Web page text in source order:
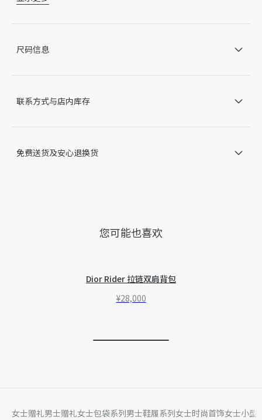
黑色醋酸纤维镜框
镜腿饰以银色饰面金属 Dior Oblique 标志图案
右侧镜腿内侧饰以 Dior 标志
因技术局限、产品改良或生产批次等原因，网站中的信息可能存
尺码信息
联系方式与店内库存
免费送货及安心退换货
您可能也喜欢
Dior Rider 拉链双肩背包
¥28,000
女士赠礼男士赠礼女士包袋系列男士鞋履系列女士时尚首饰女士小型